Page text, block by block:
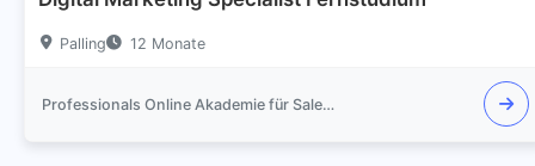
Palling 12 Monate
Professionals Online Akademie für Sales und Marketing